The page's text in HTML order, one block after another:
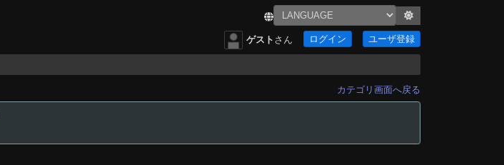
ゲスト さん ログイン ユーザ登録
カテゴリ画面へ戻る